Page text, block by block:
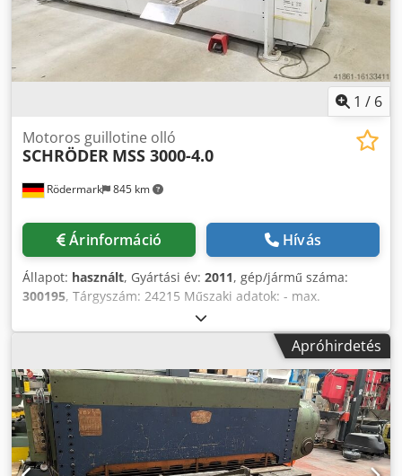
1 / 6
Rödermark 845 km
Motoros guillotine olló
SCHRÖDER MSS 3000-4.0
Árinformáció Hívás
Állapot: használt, Gyártási év: 2011, gép/jármű száma:
300195, Tárgyszám: 24215 Műszaki adatok: - max.
munkaszélesség 3040 mm - max. anyagvastagság 4 mm -
kézi vágásszög-beállítás - löketek száma maximum 34
1/perc - hátsó megtámasztó, pozicionáló vezérléssel
(Pos100) 750 mm - elülső szögletes megtámasztó - 2 db.
elülső támasztókar - visszafutás-védelem fénykorláttal -
elektromos lábkapcsoló - pneumatikus csatlakozás 6 bar -
hajtás 400 V Dcedpotpnldsfx Ad Rjk - szükséges hely a
támasztókarok nélkül, kb.: Sz 4000 x Ma 1400 x Mé 2100
mm - súly kb. 4700 kg
Apróhirdetés